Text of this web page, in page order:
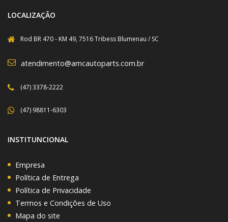
LOCALIZAÇÃO
Rod BR 470 - KM 49, 7516 Tribess Blumenau / SC
atendimento@amcautoparts.com.br
(47) 3378-2222
(47) 98811-6303
INSTITUNCIONAL
Empresa
Política de Entrega
Política de Privacidade
Termos e Condições de Uso
Mapa do site